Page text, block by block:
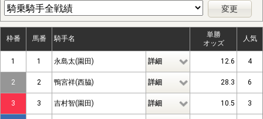
変更
枠番 馬番 騎手名
単勝
オッズ
人気
1 1 永島太(園田) 詳細 12.6 4
2 2 鴨宮祥(西脇) 詳細 28.3 6
3 3 吉村智(園田) 詳細 10.5 3